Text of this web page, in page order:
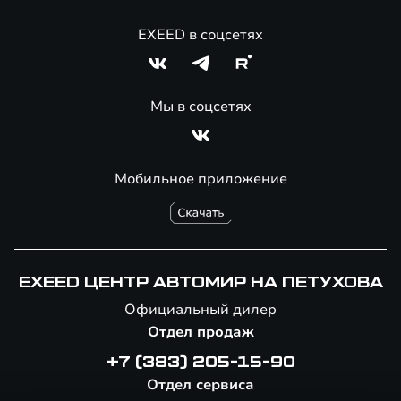
Мобильное приложение
EXEED в соцсетях
Мы в соцсетях
EXEED ЦЕНТР АВТОМИР НА ПЕТУХОВА
Официальный дилер
Отдел продаж
+7 (383) 205-15-90
Отдел сервиса